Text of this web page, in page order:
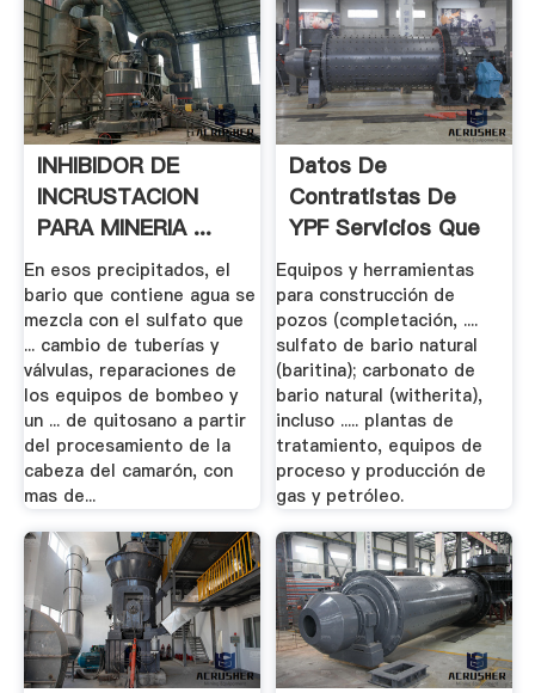
INHIBIDOR DE
INCRUSTACION
PARA MINERIA ...
Aloe Eco.
En esos precipitados, el
bario que contiene agua se
mezcla con el sulfato que
... cambio de tuberías y
válvulas, reparaciones de
los equipos de bombeo y
un ... de quitosano a partir
del procesamiento de la
cabeza del camarón, con
mas de...
Datos De
Contratistas De
YPF Servicios Que
Prestan Y ... .
Equipos y herramientas
para construcción de
pozos (completación, ....
sulfato de bario natural
(baritina); carbonato de
bario natural (witherita),
incluso ..... plantas de
tratamiento, equipos de
proceso y producción de
gas y petróleo.